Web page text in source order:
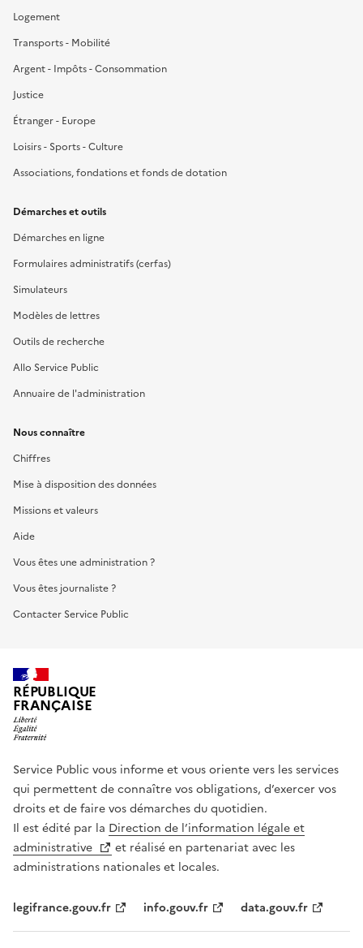
Logement
Transports - Mobilité
Argent - Impôts - Consommation
Justice
Étranger - Europe
Loisirs - Sports - Culture
Associations, fondations et fonds de dotation
Démarches et outils
Démarches en ligne
Formulaires administratifs (cerfas)
Simulateurs
Modèles de lettres
Outils de recherche
Allo Service Public
Annuaire de l'administration
Nous connaître
Chiffres
Mise à disposition des données
Missions et valeurs
Aide
Vous êtes une administration ?
Vous êtes journaliste ?
Contacter Service Public
RÉPUBLIQUE
FRANÇAISE
Service Public vous informe et vous oriente vers les services
qui permettent de connaître vos obligations, d’exercer vos
droits et de faire vos démarches du quotidien.
Il est édité par la Direction de l’information légale et
administrative
et réalisé en partenariat avec les
administrations nationales et locales.
legifrance.gouv.fr info.gouv.fr data.gouv.fr